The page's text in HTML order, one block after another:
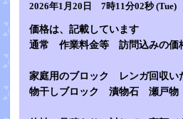
2026年1月20日 7時11分02秒 (Tue)
価格は、記載しています
通常 作業料金等 訪問込みの価
家庭用のブロック レンガ回収い
物干しブロック 漬物石 瀬戸物